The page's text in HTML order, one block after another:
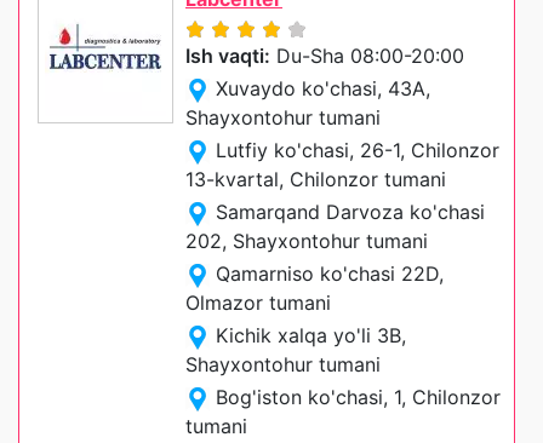
Ish vaqti: Du-Sha 08:00-20:00
Xuvaydo ko'chasi, 43A,
Shayxontohur tumani
Lutfiy ko'chasi, 26-1, Chilonzor
13-kvartal, Chilonzor tumani
Samarqand Darvoza ko'chasi
202, Shayxontohur tumani
Qamarniso ko'chasi 22D,
Olmazor tumani
Kichik xalqa yo'li 3B,
Shayxontohur tumani
Bog'iston ko'chasi, 1, Chilonzor
tumani